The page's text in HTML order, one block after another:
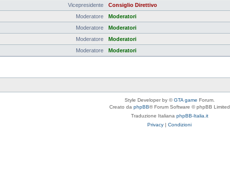
Vicepresidente
Consiglio Direttivo
Moderatore
Moderatori
Moderatore
Moderatori
Moderatore
Moderatori
Moderatore
Moderatori
Style Developer by ©GTA game Forum.
Creato da phpBB® Forum Software © phpBB Limited
Traduzione Italiana phpBB-Italia.it
Privacy | Condizioni